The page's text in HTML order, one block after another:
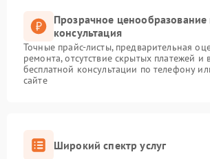
Прозрачное ценообразование
консультация
Точные прайс-листы, предварительная
ремонта, отсутствие скрытых платежей и
бесплатной консультации по телефону
сайте
Широкий спектр услуг